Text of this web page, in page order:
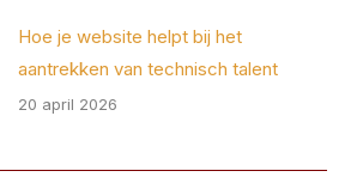
Hoe je website helpt bij het
aantrekken van technisch talent
20 april 2026